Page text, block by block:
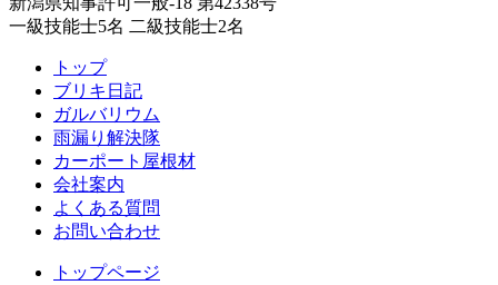
一級技能士5名 二級技能士2名
トップ
ブリキ日記
ガルバリウム
雨漏り解決隊
カーポート屋根材
会社案内
よくある質問
お問い合わせ
トップページ